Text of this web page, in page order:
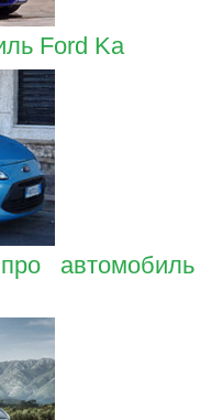
Ford Ka
автомобиль